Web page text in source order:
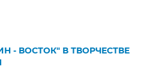
- ВОСТОК" В ТВОРЧЕСТВЕ